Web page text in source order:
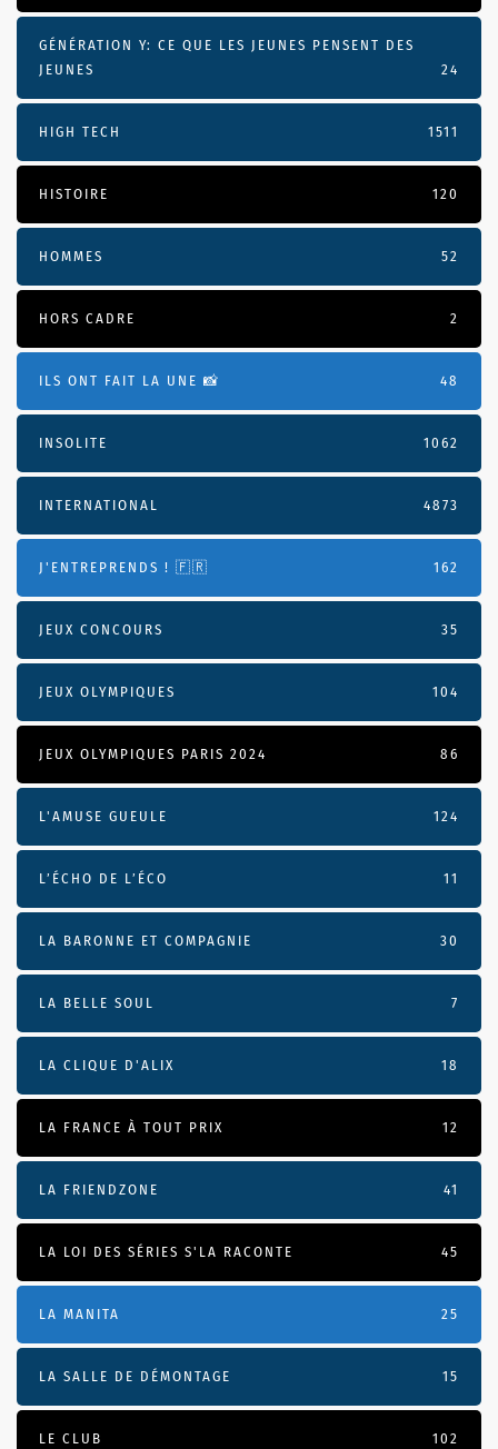
GÉNÉRATION Y: CE QUE LES JEUNES PENSENT DES
JEUNES
24
HIGH TECH 1511
HISTOIRE 120
HOMMES 52
HORS CADRE 2
ILS ONT FAIT LA UNE 📸 48
INSOLITE 1062
INTERNATIONAL 4873
J'ENTREPRENDS ! 🇫🇷 162
JEUX CONCOURS 35
JEUX OLYMPIQUES 104
JEUX OLYMPIQUES PARIS 2024 86
L'AMUSE GUEULE 124
L’ÉCHO DE L’ÉCO 11
LA BARONNE ET COMPAGNIE 30
LA BELLE SOUL 7
LA CLIQUE D'ALIX 18
LA FRANCE À TOUT PRIX 12
LA FRIENDZONE 41
LA LOI DES SÉRIES S'LA RACONTE 45
LA MANITA 25
LA SALLE DE DÉMONTAGE 15
LE CLUB 102